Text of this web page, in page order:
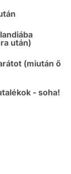
után)
(miután ő
- soha!